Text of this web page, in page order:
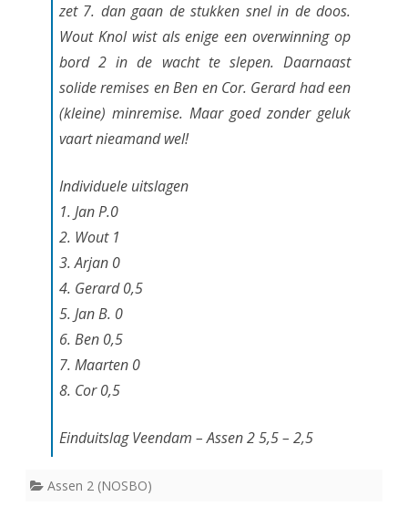
n
e
d
e
zet 7. dan gaan de stukken snel in de doos.
Wout Knol wist als enige een overwinning op
bord 2 in de wacht te slepen. Daarnaast
solide remises en Ben en Cor. Gerard had een
(kleine) minremise. Maar goed zonder geluk
vaart nieamand wel!
Individuele uitslagen
1. Jan P.0
2. Wout 1
3. Arjan 0
4. Gerard 0,5
5. Jan B. 0
6. Ben 0,5
7. Maarten 0
8. Cor 0,5
Einduitslag Veendam – Assen 2 5,5 – 2,5
Assen 2 (NOSBO)